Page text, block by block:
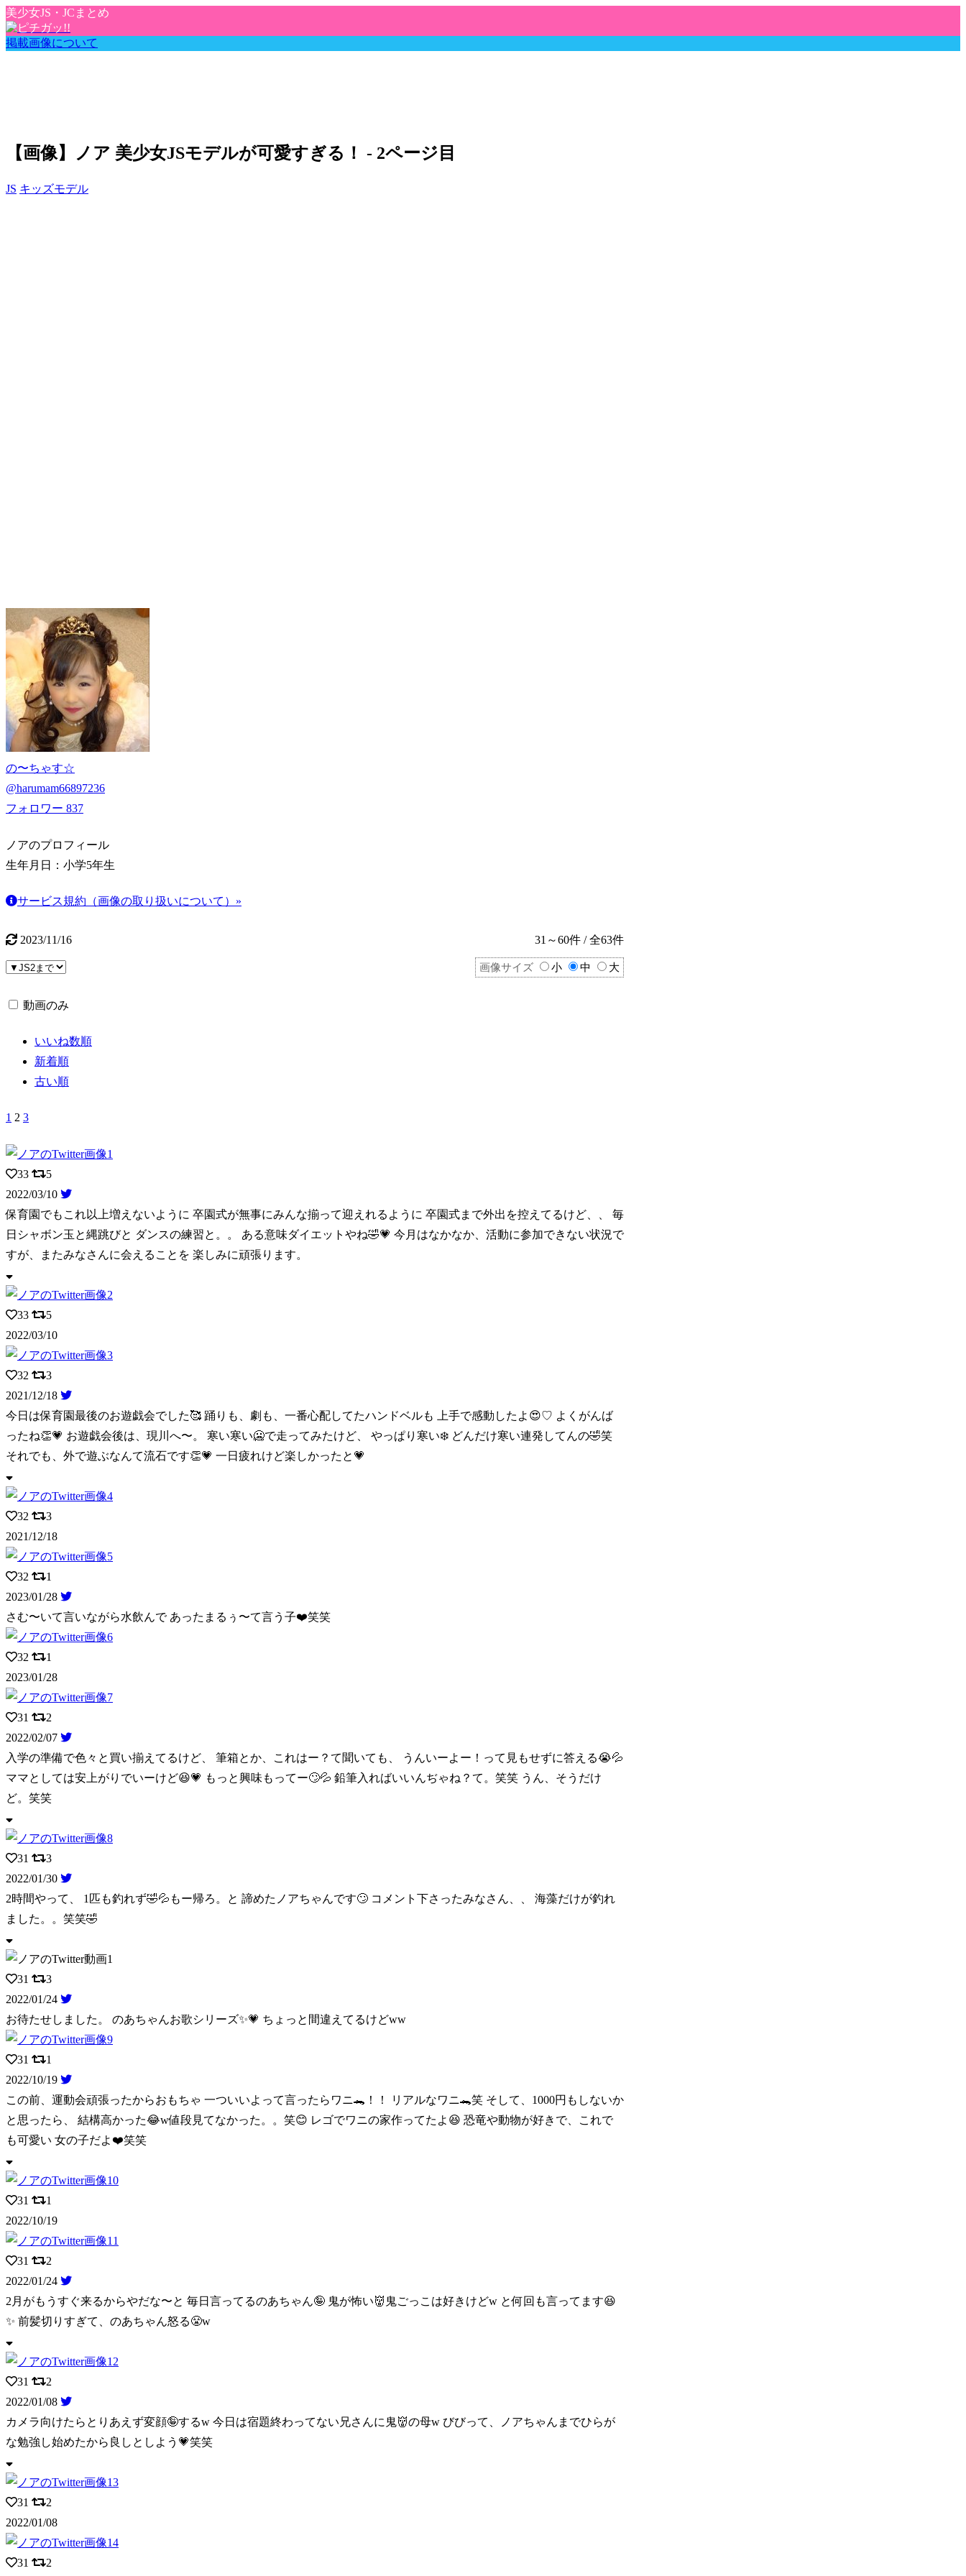
美少女JS・JCまとめ
掲載画像について
【画像】ノア 美少女JSモデルが可愛すぎる！ - 2ページ目
JS キッズモデル
の〜ちゃす☆
@harumam66897236
フォロワー 837
ノアのプロフィール
生年月日： 小学5年生
サービス規約（画像の取り扱いについて）»
2023/11/16 31～60件 / 全63件
画像サイズ 小 中 大
動画のみ
いいね数順
新着順
古い順
1 2 3
33
5
2022/03/10
保育園でもこれ以上増えないように 卒園式が無事にみんな揃って迎えれるように 卒園式まで外出を控えてるけど、、 毎
日シャボン玉と縄跳びと ダンスの練習と。。 ある意味ダイエットやね🤣💗 今月はなかなか、活動に参加できない状況で
すが、またみなさんに会えることを 楽しみに頑張ります。
33
5
2022/03/10
32
3
2021/12/18
今日は保育園最後のお遊戯会でした🥰 踊りも、劇も、一番心配してたハンドベルも 上手で感動したよ😍♡ よくがんば
ったね👏💗 お遊戯会後は、現川へ〜。 寒い寒い🥶で走ってみたけど、 やっぱり寒い❄️ どんだけ寒い連発してんの🤣笑
それでも、外で遊ぶなんて流石です👏💗 一日疲れけど楽しかったと💗
32
3
2021/12/18
32
1
2023/01/28
さむ〜いて言いながら水飲んで あったまるぅ〜て言う子❤️笑笑
32
1
2023/01/28
31
2
2022/02/07
入学の準備で色々と買い揃えてるけど、 筆箱とか、これはー？て聞いても、 うんいーよー！って見もせずに答える😭💦
ママとしては安上がりでいーけど😆💗 もっと興味もってー🙄💦 鉛筆入ればいいんぢゃね？て。笑笑 うん、そうだけ
ど。笑笑
31
3
2022/01/30
2時間やって、 1匹も釣れず🤣💦もー帰ろ。と 諦めたノアちゃんです🙄 コメント下さったみなさん、、 海藻だけが釣れ
ました。。笑笑🤣
31
3
2022/01/24
お待たせしました。 のあちゃんお歌シリーズ✨💗 ちょっと間違えてるけどww
31
1
2022/10/19
この前、運動会頑張ったからおもちゃ 一ついいよって言ったらワニ🐊！！ リアルなワニ🐊笑 そして、1000円もしないか
と思ったら、 結構高かった😂w値段見てなかった。。笑😊 レゴでワニの家作ってたよ😆 恐竜や動物が好きで、これで
も可愛い 女の子だよ❤️笑笑
31
1
2022/10/19
31
2
2022/01/24
2月がもうすぐ来るからやだな〜と 毎日言ってるのあちゃん🤪 鬼が怖い👹鬼ごっこは好きけどw と何回も言ってます😆
✨ 前髪切りすぎて、のあちゃん怒る😤w
31
2
2022/01/08
カメラ向けたらとりあえず変顔🤪するw 今日は宿題終わってない兄さんに鬼👹の母w びびって、ノアちゃんまでひらが
な勉強し始めたから良しとしよう💗笑笑
31
2
2022/01/08
31 2